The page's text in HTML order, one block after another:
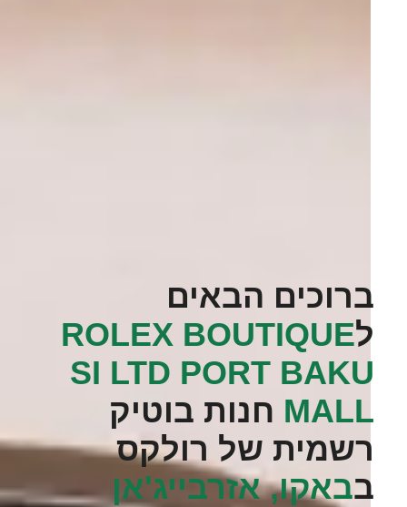
ברוכים הבאים
ל‭ROLEX BOUTIQUE
SI LTD PORT BAKU
MALL‬ חנות בוטיק
רשמית של רולקס
בבאקו, אזרבייג'אן